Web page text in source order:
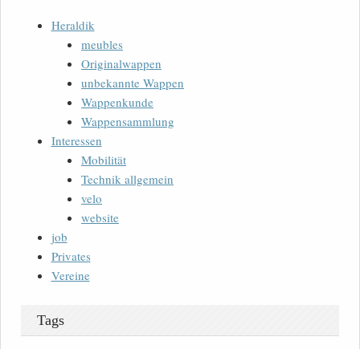
Heraldik
meubles
Originalwappen
unbekannte Wappen
Wappenkunde
Wappensammlung
Interessen
Mobilität
Technik allgemein
velo
website
job
Privates
Vereine
Tags